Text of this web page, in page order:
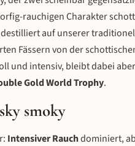
rauchigen Charakter
auf unserer
Fässern von der
und intensiv, bleibt dabei
Gold World Trophy.
smoky
Intensiver Rauchdominiert,